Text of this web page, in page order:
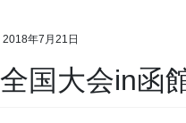
2018年7月21日
全国大会in函